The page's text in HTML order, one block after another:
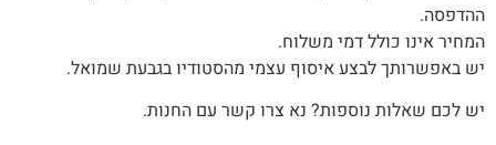
‬ההדפסה‭.‬
המחיר‭ ‬אינו‭ ‬כולל‭ ‬דמי‭ ‬משלוח‭.‬
יש‭ ‬באפשרותך‭ ‬לבצע‭ ‬איסוף‭ ‬עצמי‭ ‬מהסטודיו‭ ‬בגבעת‭ ‬שמואל‭.‬
יש לכם שאלות נוספות? נא צרו קשר עם החנות.